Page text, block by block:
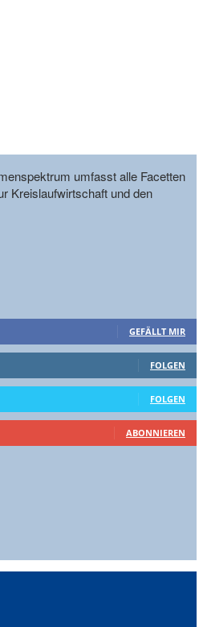
umfasst alle Facetten
Kreislaufwirtschaft und den
GEFÄLLT MIR
FOLGEN
FOLGEN
ABONNIEREN